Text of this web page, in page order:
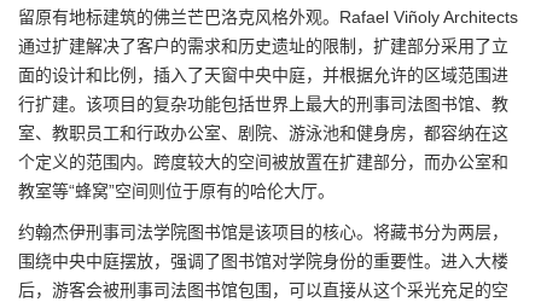
留原有地标建筑的佛兰芒巴洛克风格外观。Rafael Viñoly Architects
通过扩建解决了客户的需求和历史遗址的限制，扩建部分采用了立
面的设计和比例，插入了天窗中央中庭，并根据允许的区域范围进
行扩建。该项目的复杂功能包括世界上最大的刑事司法图书馆、教
室、教职员工和行政办公室、剧院、游泳池和健身房，都容纳在这
个定义的范围内。跨度较大的空间被放置在扩建部分，而办公室和
教室等“蜂窝”空间则位于原有的哈伦大厅。
约翰杰伊刑事司法学院图书馆是该项目的核心。将藏书分为两层，
围绕中央中庭摆放，强调了图书馆对学院身份的重要性。进入大楼
后，游客会被刑事司法图书馆包围，可以直接从这个采光充足的空